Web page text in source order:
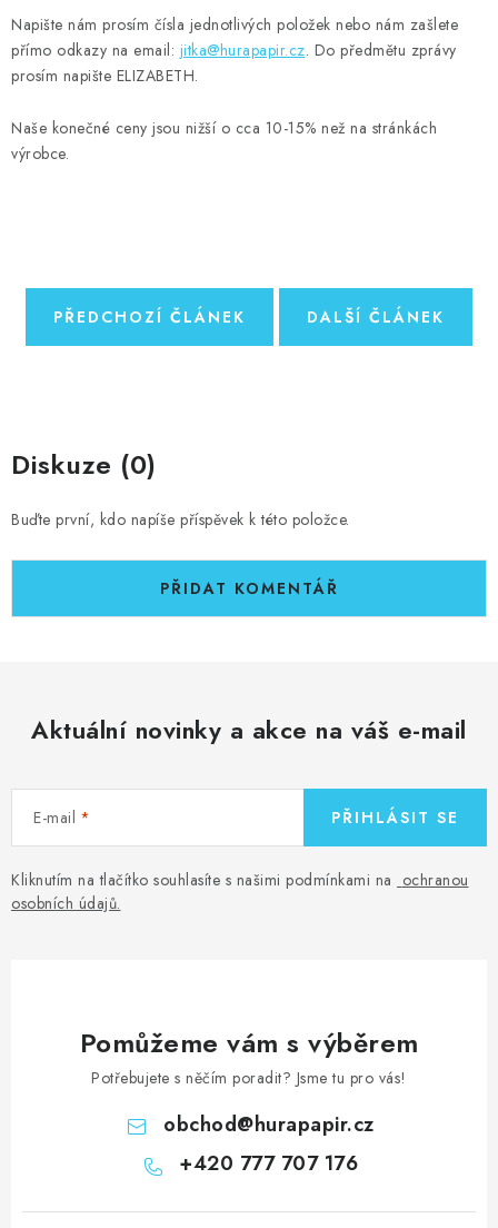
Napište nám prosím čísla jednotlivých položek nebo nám zašlete
přímo odkazy na email: jitka@hurapapir.cz. Do předmětu zprávy
prosím napište ELIZABETH.
Naše konečné ceny jsou nižší o cca 10-15% než na stránkách
výrobce.
PŘEDCHOZÍ ČLÁNEK DALŠÍ ČLÁNEK
Diskuze (0)
Buďte první, kdo napíše příspěvek k této položce.
PŘIDAT KOMENTÁŘ
Aktuální novinky a akce na váš e-mail
E-mail
Kliknutím na tlačítko souhlasíte s našimi podmínkami na ochranou
osobních údajů.
PŘIHLÁSIT SE
Pomůžeme vám s výběrem
Potřebujete s něčím poradit? Jsme tu pro vás!
obchod@hurapapir.cz
+420 777 707 176